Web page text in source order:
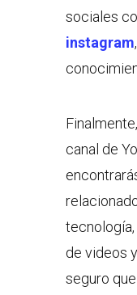
sociales
instagram
canal de
de videos
seguro